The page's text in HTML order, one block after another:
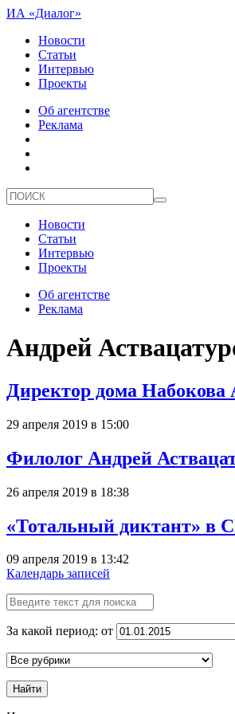
ИА «Диалог»
Новости
Статьи
Интервью
Проекты
Об агентстве
Реклама
Новости
Статьи
Интервью
Проекты
Об агентстве
Реклама
Андрей
Директор дома Набокова
29 апреля 2019 в 15:00
Филолог Андрей
26 апреля 2019 в 18:38
«Тотальный диктант» в
09 апреля 2019 в 13:42
Календарь записей
За какой период: от
Найти